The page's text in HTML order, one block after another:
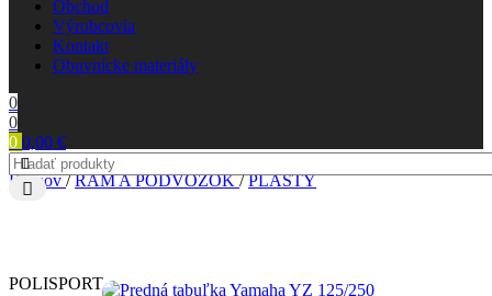
Obchod
Výrobcovia
Kontakt
Obuvnícke materiály
0
0
0 0,00 €
Domov/ RÁM A PODVOZOK/ PLASTY
POLISPORT